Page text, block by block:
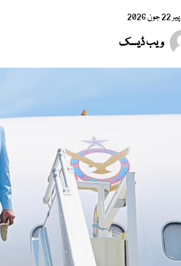
پیر 22 جون 2026
ویب ڈیسک